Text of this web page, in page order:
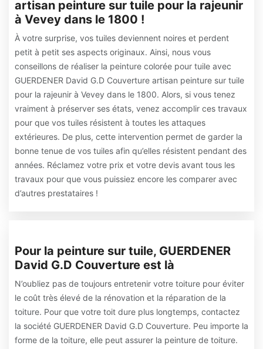
artisan peinture sur tuile pour la rajeunir
à Vevey dans le 1800 !
À votre surprise, vos tuiles deviennent noires et perdent
petit à petit ses aspects originaux. Ainsi, nous vous
conseillons de réaliser la peinture colorée pour tuile avec
GUERDENER David G.D Couverture artisan peinture sur tuile
pour la rajeunir à Vevey dans le 1800. Alors, si vous tenez
vraiment à préserver ses états, venez accomplir ces travaux
pour que vos tuiles résistent à toutes les attaques
extérieures. De plus, cette intervention permet de garder la
bonne tenue de vos tuiles afin qu’elles résistent pendant des
années. Réclamez votre prix et votre devis avant tous les
travaux pour que vous puissiez encore les comparer avec
d’autres prestataires !
Pour la peinture sur tuile, GUERDENER
David G.D Couverture est là
N’oubliez pas de toujours entretenir votre toiture pour éviter
le coût très élevé de la rénovation et la réparation de la
toiture. Pour que votre toit dure plus longtemps, contactez
la société GUERDENER David G.D Couverture. Peu importe la
forme de la toiture, elle peut assurer la peinture de toiture.